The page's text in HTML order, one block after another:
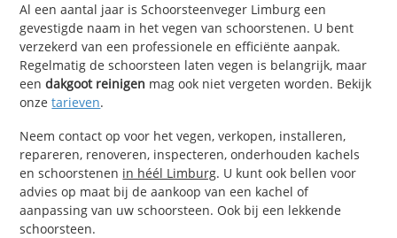
Al een aantal jaar is Schoorsteenveger Limburg een
gevestigde naam in het vegen van schoorstenen. U bent
verzekerd van een professionele en efficiënte aanpak.
Regelmatig de schoorsteen laten vegen is belangrijk, maar
eendakgoot reinigen mag ook niet vergeten worden. Bekijk
onzetarieven.
Neem contact op voor het vegen, verkopen, installeren,
repareren, renoveren, inspecteren, onderhouden kachels
en schoorstenen in héél Limburg. U kunt ook bellen voor
advies op maat bij de aankoop van een kachel of
aanpassing van uw schoorsteen. Ook bij een lekkende
schoorsteen.